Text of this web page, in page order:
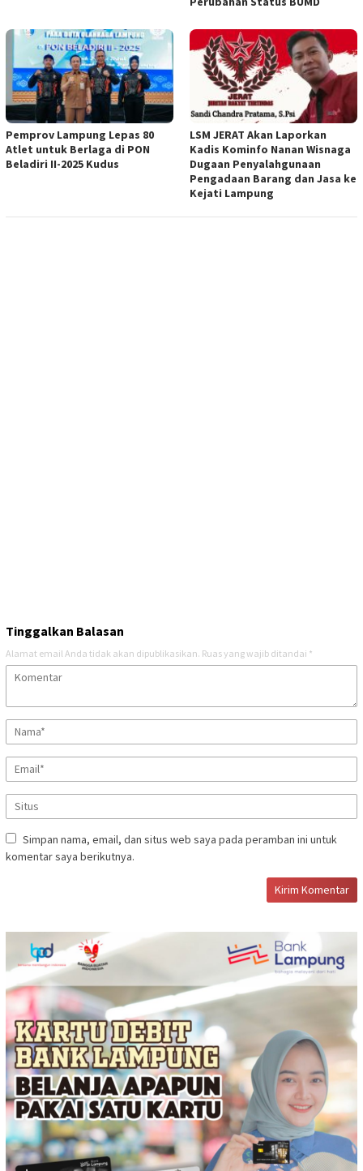
Pemprov Lampung Lepas 80
Atlet untuk Berlaga di PON
Beladiri II-2025 Kudus
LSM JERAT Akan Laporkan
Kadis Kominfo Nanan Wisnaga
Dugaan Penyalahgunaan
Pengadaan Barang dan Jasa ke
Kejati Lampung
Tinggalkan Balasan
Alamat email Anda tidak akan dipublikasikan. Ruas yang wajib ditandai *
Simpan nama, email, dan situs web saya pada peramban ini untuk
komentar saya berikutnya.